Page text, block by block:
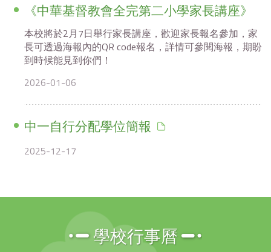
《中華基督教會全完第二小學家長講座》
本校將於2月7日舉行家長講座，歡迎家長報名參加，家
長可透過海報內的QR code報名，詳情可參閱海報，期盼
到時候能見到你們！
2026-01-06
中一自行分配學位簡報
2025-12-17
學校行事曆